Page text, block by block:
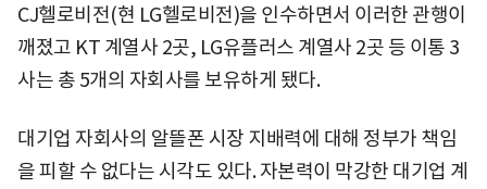
CJ헬로비전(현 LG헬로비전)을 인수하면서 이러한 관행이
깨졌고 KT 계열사 2곳, LG유플러스 계열사 2곳 등 이통 3
사는 총 5개의 자회사를 보유하게 됐다.
대기업 자회사의 알뜰폰 시장 지배력에 대해 정부가 책임
을 피할 수 없다는 시각도 있다. 자본력이 막강한 대기업 계